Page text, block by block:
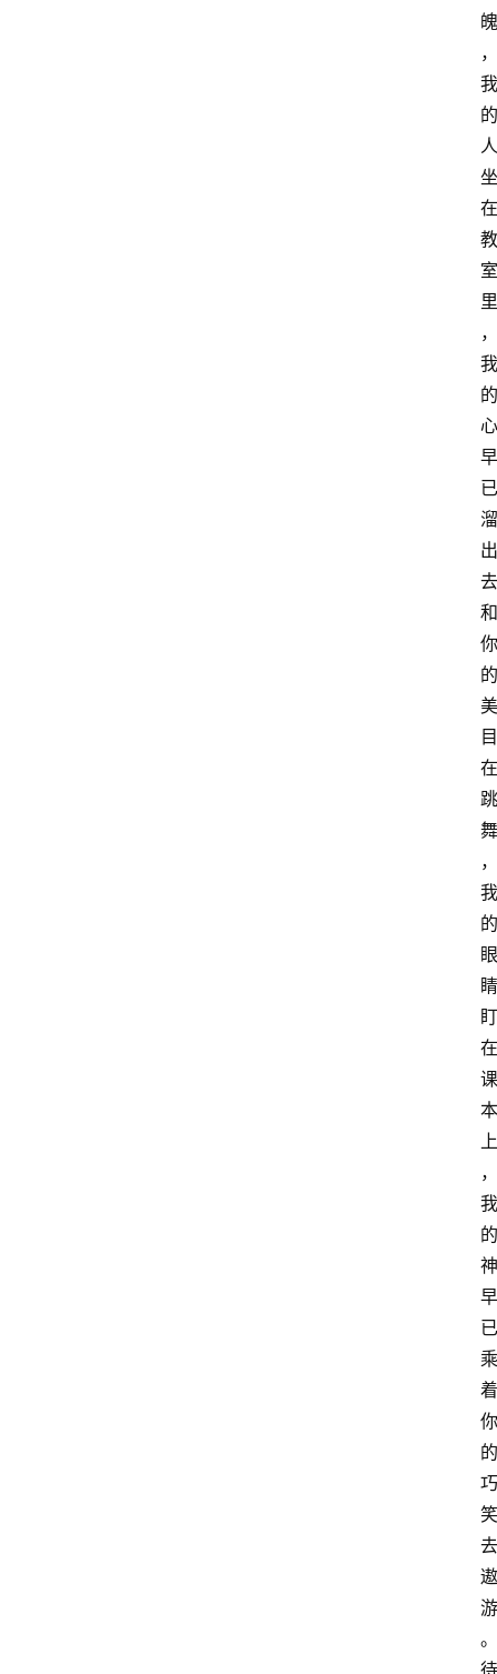
魄
，
我
的
人
坐
在
教
室
里
，
我
的
心
早
已
溜
出
去
和
你
的
美
目
在
跳
舞
，
我
的
眼
睛
盯
在
课
本
上
，
我
的
神
早
已
乘
着
你
的
巧
笑
去
遨
游
。
待